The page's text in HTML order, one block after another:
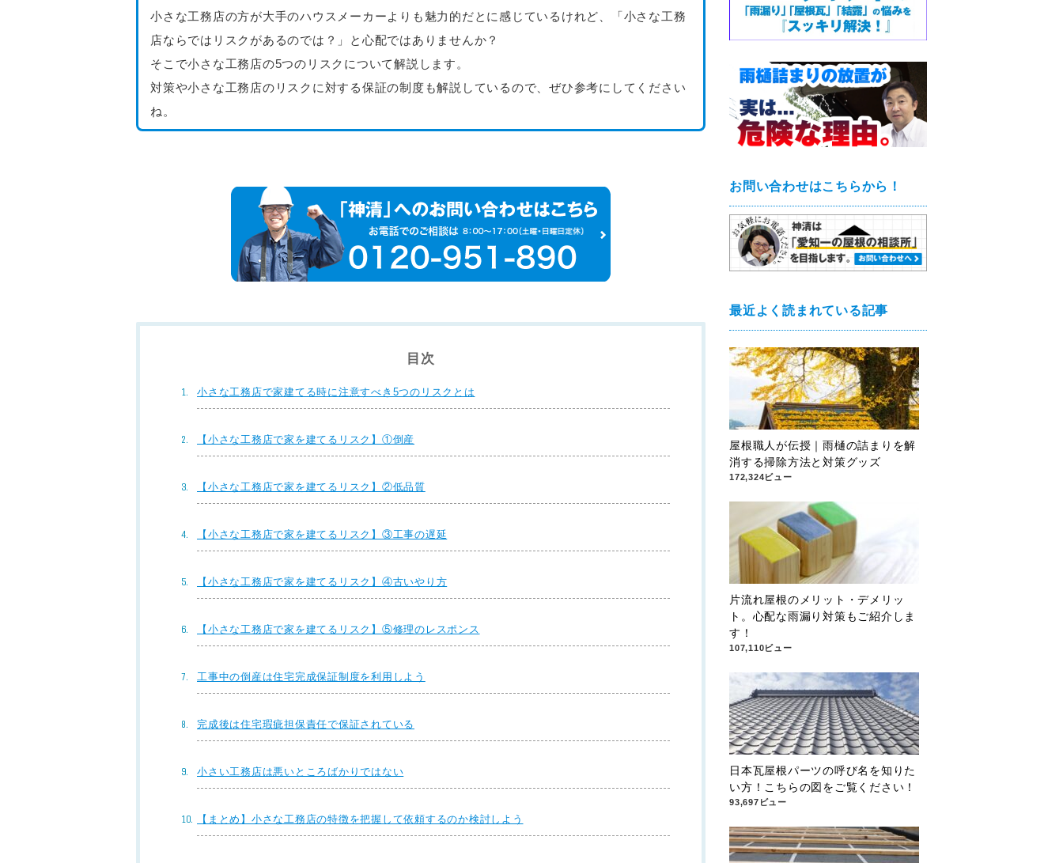
小さな工務店の方が大手のハウスメーカーよりも魅力的だとに感じているけれど、「小さな工務
店ならではリスクがあるのでは？」と心配ではありませんか？
そこで小さな工務店の5つのリスクについて解説します。
対策や小さな工務店のリスクに対する保証の制度も解説しているので、ぜひ参考にしてください
ね。
目次
小さな工務店で家建てる時に注意すべき5つのリスクとは
【小さな工務店で家を建てるリスク】①倒産
【小さな工務店で家を建てるリスク】②低品質
【小さな工務店で家を建てるリスク】③工事の遅延
【小さな工務店で家を建てるリスク】④古いやり方
【小さな工務店で家を建てるリスク】⑤修理のレスポンス
工事中の倒産は住宅完成保証制度を利用しよう
完成後は住宅瑕疵担保責任で保証されている
小さい工務店は悪いところばかりではない
【まとめ】小さな工務店の特徴を把握して依頼するのか検討しよう
お問い合わせはこちらから！
最近よく読まれている記事
屋根職人が伝授｜雨樋の詰まりを解
消する掃除方法と対策グッズ
172,324ビュー
片流れ屋根のメリット・デメリッ
ト。心配な雨漏り対策もご紹介しま
す！
107,110ビュー
日本瓦屋根パーツの呼び名を知りた
い方！こちらの図をご覧ください！
93,697ビュー